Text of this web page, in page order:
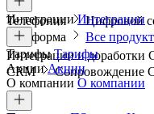
Телефония Цифровой
платформа
Все
ИнтеграцииИнтеграции
Интеграции и доработки
CRM
Сопровождение
ТарифыТарифы
АкцииАкции
О компании О компании